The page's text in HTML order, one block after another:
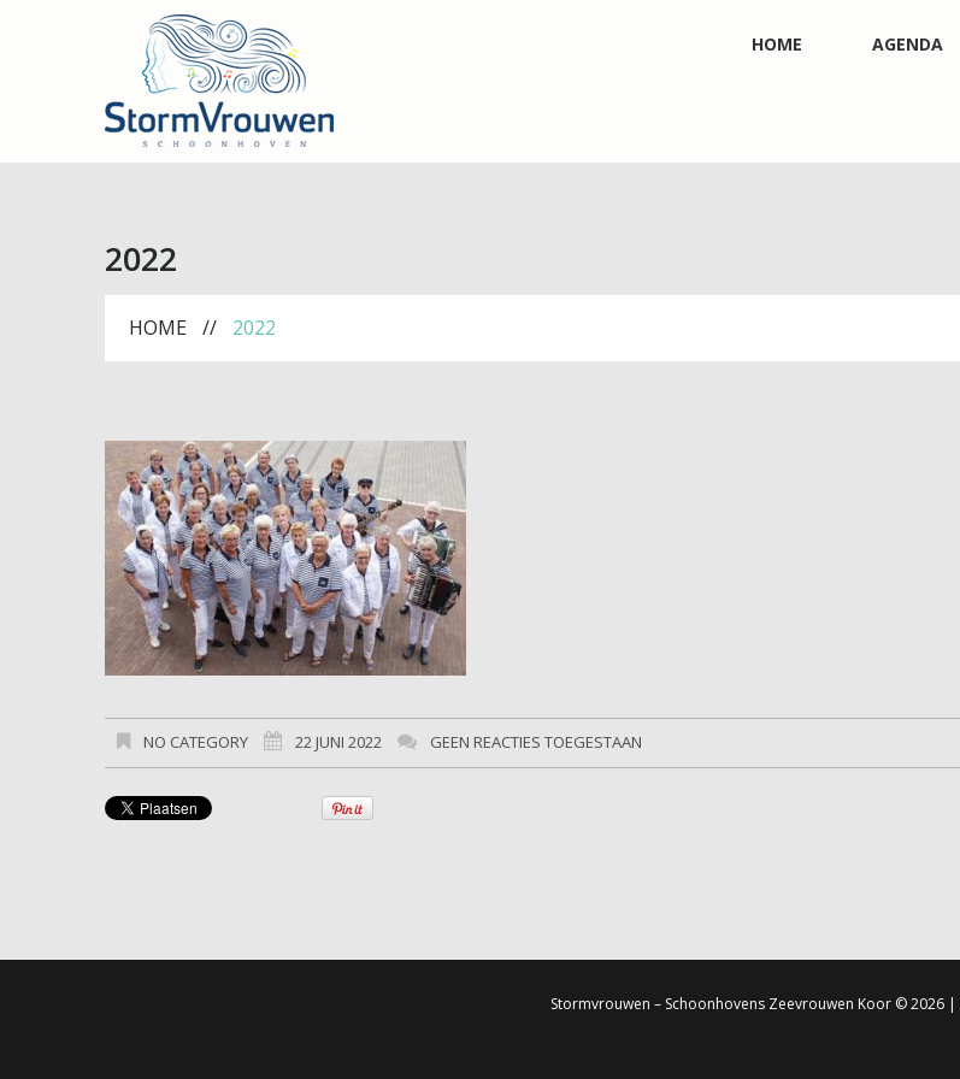
HOME AGENDA
2022
HOME 2022
NO CATEGORY 22 JUNI 2022 GEEN REACTIES TOEGESTAAN
Stormvrouwen – Schoonhovens Zeevrouwen Koor© 2026 |